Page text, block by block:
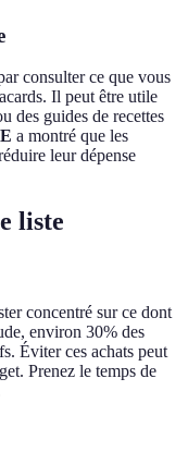
consulter ce que vous
Il peut être utile
des guides de recettes
a montré que les
leur dépense
liste
concentré sur ce dont
environ 30% des
Éviter ces achats peut
Prenez le temps de